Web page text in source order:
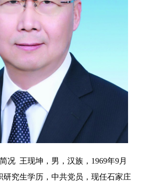
况 王现坤，男，汉族，1969年9月
研究生学历，中共党员，现任石家庄